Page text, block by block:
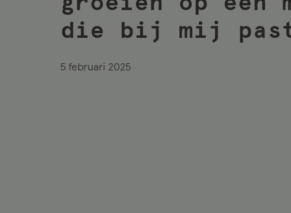
die bij mij
5 februari 2025